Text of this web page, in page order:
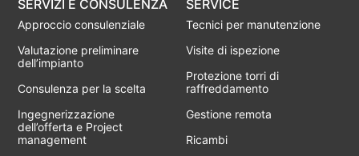
SERVIZI E CONSULENZA
Approccio consulenziale
Valutazione preliminare
dell’impianto
Consulenza per la scelta
Ingegnerizzazione
dell’offerta e Project
management
SERVICE
Tecnici per manutenzione
Visite di ispezione
Protezione torri di
raffreddamento
Gestione remota
Ricambi